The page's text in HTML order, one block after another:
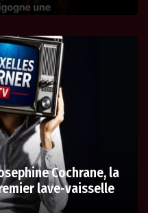
Cochrane, la
lave-vaisselle